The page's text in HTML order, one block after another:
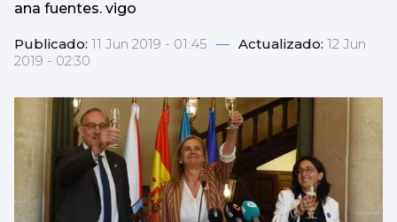
ana fuentes. vigo
Publicado: 11 Jun 2019 - 01:45 — Actualizado: 12 Jun
2019 - 02:30